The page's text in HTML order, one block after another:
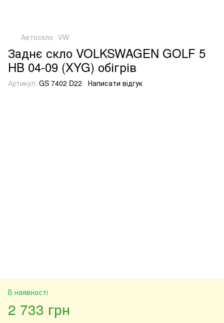
Автоскло VW
Заднє скло VOLKSWAGEN GOLF 5
HB 04-09 (XYG) обігрів
Артикул: GS 7402 D22 Написати відгук
В наявності
2 733 грн